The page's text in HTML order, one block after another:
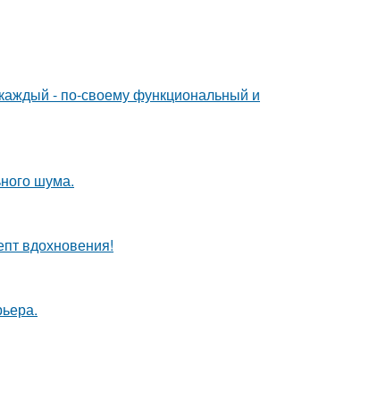
- по-своему функциональный и
шума.
вдохновения!